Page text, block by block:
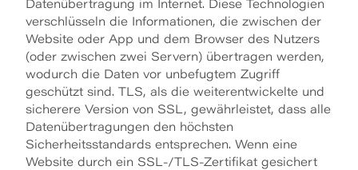
Datenübertragung im Internet. Diese Technologien
verschlüsseln die Informationen, die zwischen der
Website oder App und dem Browser des Nutzers
(oder zwischen zwei Servern) übertragen werden,
wodurch die Daten vor unbefugtem Zugriff
geschützt sind. TLS, als die weiterentwickelte und
sicherere Version von SSL, gewährleistet, dass alle
Datenübertragungen den höchsten
Sicherheitsstandards entsprechen. Wenn eine
Website durch ein SSL-/TLS-Zertifikat gesichert